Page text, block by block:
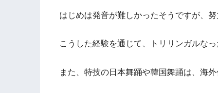
はじめは発音が難しかったそうですが、
こうした経験を通じて、トリリンガルな
また、特技の日本舞踊や韓国舞踊は、海